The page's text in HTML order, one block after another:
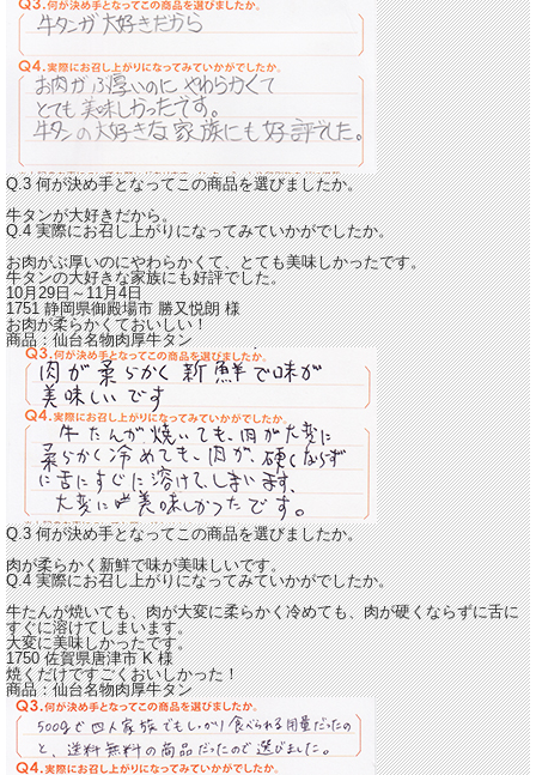
Q.3 何が決め手となってこの商品を選びましたか。
牛タンが大好きだから。
Q.4 実際にお召し上がりになってみていかがでしたか。
お肉がぶ厚いのにやわらかくて、とても美味しかったです。
牛タンの大好きな家族にも好評でした。
10月29日～11月4日
1751 静岡県御殿場市勝又悦朗様
お肉が柔らかくておいしい！
商品：仙台名物肉厚牛タン
Q.3 何が決め手となってこの商品を選びましたか。
肉が柔らかく新鮮で味が美味しいです。
Q.4 実際にお召し上がりになってみていかがでしたか。
牛たんが焼いても、肉が大変に柔らかく冷めても、肉が硬くならずに舌に
すぐに溶けてしまいます。
大変に美味しかったです。
1750 佐賀県唐津市K様
焼くだけですごくおいしかった！
商品：仙台名物肉厚牛タン